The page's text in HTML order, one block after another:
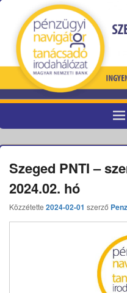
Pénzügyi
Szeged PNTI –
2024.02. hó
Közzétette 2024-02-01 szerző